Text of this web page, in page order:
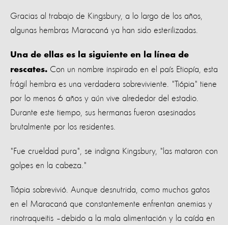
Gracias al trabajo de Kingsbury, a lo largo de los años,
algunas hembras Maracaná ya han sido esterilizadas.
Una de ellas es la siguiente en la línea de
rescates. Con un nombre inspirado en el país Etiopía, esta
frágil hembra es una verdadera sobreviviente. "Tiópia" tiene
por lo menos 6 años y aún vive alrededor del estadio.
Durante este tiempo, sus hermanas fueron asesinados
brutalmente por los residentes.
"Fue crueldad pura", se indigna Kingsbury, "las mataron con
golpes en la cabeza."
Tiópia sobrevivió. Aunque desnutrida, como muchos gatos
en el Maracaná que constantemente enfrentan anemias y
rinotraqueitis –debido a la mala alimentación y la caída en